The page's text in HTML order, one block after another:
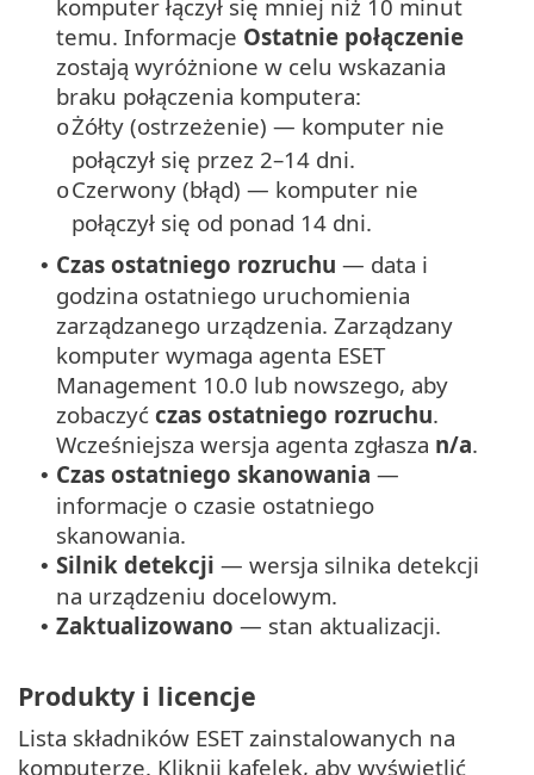
komputer łączył się mniej niż 10 minut
temu. Informacje Ostatnie połączenie
zostają wyróżnione w celu wskazania
braku połączenia komputera:
oŻółty (ostrzeżenie) — komputer nie
połączył się przez 2–14 dni.
oCzerwony (błąd) — komputer nie
połączył się od ponad 14 dni.
• Czas ostatniego rozruchu — data i
godzina ostatniego uruchomienia
zarządzanego urządzenia. Zarządzany
komputer wymaga agenta ESET
Management 10.0 lub nowszego, aby
zobaczyć czas ostatniego rozruchu.
Wcześniejsza wersja agenta zgłasza n/a.
• Czas ostatniego skanowania —
informacje o czasie ostatniego
skanowania.
• Silnik detekcji — wersja silnika detekcji
na urządzeniu docelowym.
• Zaktualizowano — stan aktualizacji.
Produkty i licencje
Lista składników ESET zainstalowanych na
komputerze. Kliknij kafelek, aby wyświetlić